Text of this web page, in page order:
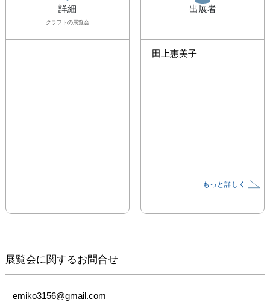
詳細
クラフト の展覧会
出展者
田上惠美子
もっと詳しく
展覧会に関するお問合せ
emiko3156@gmail.com